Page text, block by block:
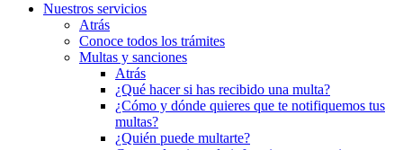
Nuestros servicios
Atrás
Conoce todos los trámites
Multas y sanciones
Atrás
¿Qué hacer si has recibido una multa?
¿Cómo y dónde quieres que te notifiquemos tus
multas?
¿Quién puede multarte?